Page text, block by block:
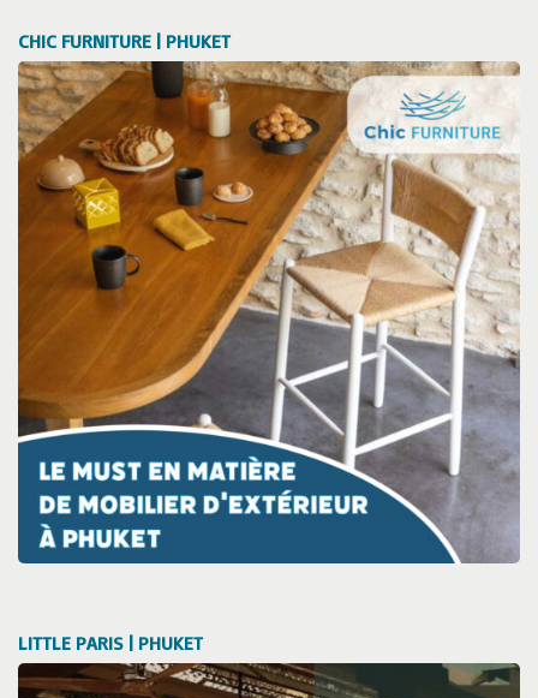
CHIC FURNITURE | PHUKET
LITTLE PARIS | PHUKET